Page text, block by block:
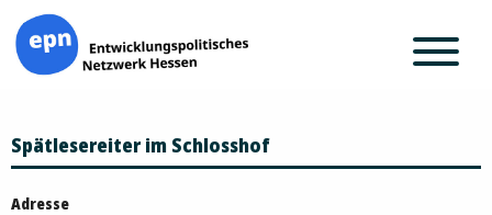
Inhalt
springen
Spätlesereiter im Schlosshof
Adresse